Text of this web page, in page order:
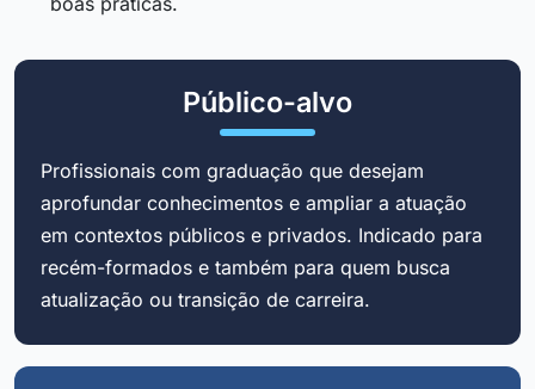
Público-alvo
Profissionais com graduação que desejam
aprofundar conhecimentos e ampliar a atuação
em contextos públicos e privados. Indicado para
recém-formados e também para quem busca
atualização ou transição de carreira.